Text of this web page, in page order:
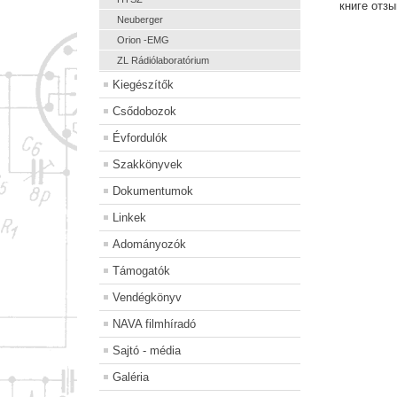
Neuberger
Orion -EMG
ZL Rádiólaboratórium
Kiegészítők
Csődobozok
Évfordulók
Szakkönyvek
Dokumentumok
Linkek
Adományozók
Támogatók
Vendégkönyv
NAVA filmhíradó
Sajtó - média
Galéria
книге